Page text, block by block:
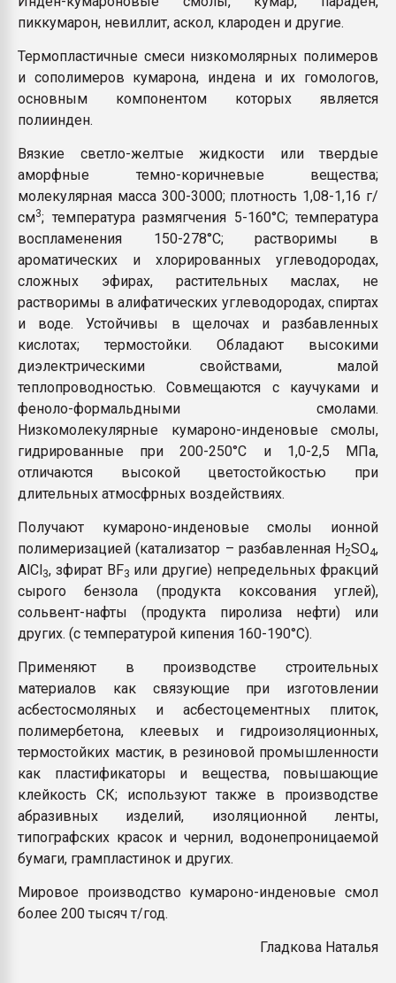
бутылок
ПЕРЕЙТИ НА
пиккумарон, невиллит, аскол, клароден и другие.
Термопластичные смеси низкомолярных полимеров
и сополимеров кумарона, индена и их гомологов,
основным компонентом которых является
полиинден.
Вязкие светло-желтые жидкости или твердые
аморфные темно-коричневые вещества;
молекулярная масса 300-3000; плотность 1,08-1,16 г/
см3; температура размягчения 5-160°С; температура
воспламенения 150-278°С; растворимы в
ароматических и хлорированных углеводородах,
сложных эфирах, растительных маслах, не
растворимы в алифатических углеводородах, спиртах
и воде. Устойчивы в щелочах и разбавленных
кислотах; термостойки. Обладают высокими
диэлектрическими свойствами, малой
теплопроводностью. Совмещаются с каучуками и
феноло-формальдными смолами.
Низкомолекулярные кумароно-инденовые смолы,
гидрированные при 200-250°С и 1,0-2,5 МПа,
отличаются высокой цветостойкостью при
длительных атмосфрных воздействиях.
Получают кумароно-инденовые смолы ионной
полимеризацией (катализатор – разбавленная H2SO4,
АlСl3, зфират BF3 или другие) непредельных фракций
сырого бензола (продукта коксования углей),
сольвент-нафты (продукта пиролиза нефти) или
других. (с температурой кипения 160-190°С).
Применяют в производстве строительных
материалов как связующие при изготовлении
асбестосмоляных и асбестоцементных плиток,
полимербетона, клеевых и гидроизоляционных,
термостойких мастик, в резиновой промышленности
как пластификаторы и вещества, повышающие
клейкость СК; используют также в производстве
абразивных изделий, изоляционной ленты,
типографских красок и чернил, водонепроницаемой
бумаги, грампластинок и других.
Мировое производство кумароно-инденовые смол
более 200 тысяч т/год.
Гладкова Наталья